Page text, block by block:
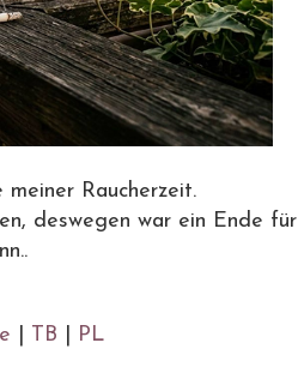
Raucherzeit.
deswegen war ein Ende für
TB PL